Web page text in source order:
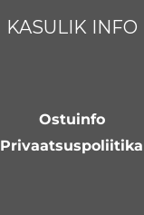
KASULIK INFO
Ostuinfo
Privaatsuspoliitika